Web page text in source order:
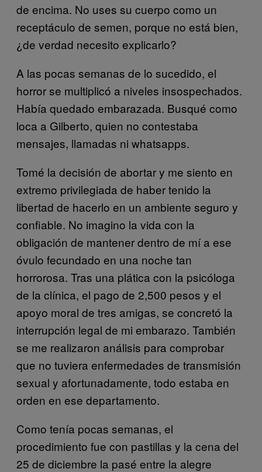
de encima. No uses su cuerpo como un
receptáculo de semen, porque no está bien,
¿de verdad necesito explicarlo?
A las pocas semanas de lo sucedido, el
horror se multiplicó a niveles insospechados.
Había quedado embarazada. Busqué como
loca a Gilberto, quien no contestaba
mensajes, llamadas ni whatsapps.
Tomé la decisión de abortar y me siento en
extremo privilegiada de haber tenido la
libertad de hacerlo en un ambiente seguro y
confiable. No imagino la vida con la
obligación de mantener dentro de mí a ese
óvulo fecundado en una noche tan
horrorosa. Tras una plática con la psicóloga
de la clínica, el pago de 2,500 pesos y el
apoyo moral de tres amigas, se concretó la
interrupción legal de mi embarazo. También
se me realizaron análisis para comprobar
que no tuviera enfermedades de transmisión
sexual y afortunadamente, todo estaba en
orden en ese departamento.
Como tenía pocas semanas, el
procedimiento fue con pastillas y la cena del
25 de diciembre la pasé entre la alegre